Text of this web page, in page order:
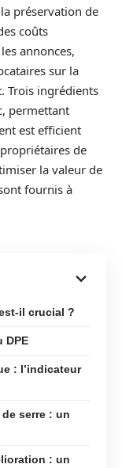
préservation de
coûts
annonces,
sur la
Trois ingrédients
permettant
est efficient
de
la valeur de
fournis à
il crucial ?
DPE
: l’indicateur
serre : un
: un